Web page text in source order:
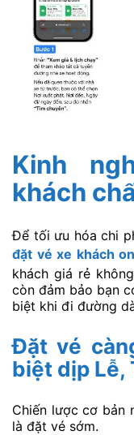
Kinh
khách
Để tối ưu hóa chi
đặt vé xe khách
khách giá rẻ
còn đảm bảo bạn
biệt khi đi đường
Đặt vé
biệt dịp Lễ,
Chiến lược cơ bản
là đặt vé sớm.